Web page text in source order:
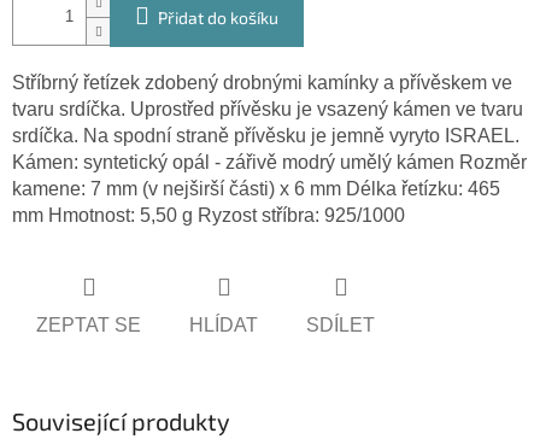
Přidat do košíku
Stříbrný řetízek zdobený drobnými kamínky a přívěskem ve
tvaru srdíčka. Uprostřed přívěsku je vsazený kámen ve tvaru
srdíčka. Na spodní straně přívěsku je jemně vyryto ISRAEL.
Kámen: syntetický opál - zářivě modrý umělý kámen Rozměr
kamene: 7 mm (v nejširší části) x 6 mm Délka řetízku: 465
mm Hmotnost: 5,50 g Ryzost stříbra: 925/1000
ZEPTAT SE HLÍDAT SDÍLET
Související produkty